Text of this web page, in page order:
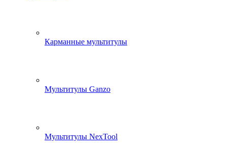
Карманные мультитулы
Мультитулы Ganzo
Мультитулы NexTool